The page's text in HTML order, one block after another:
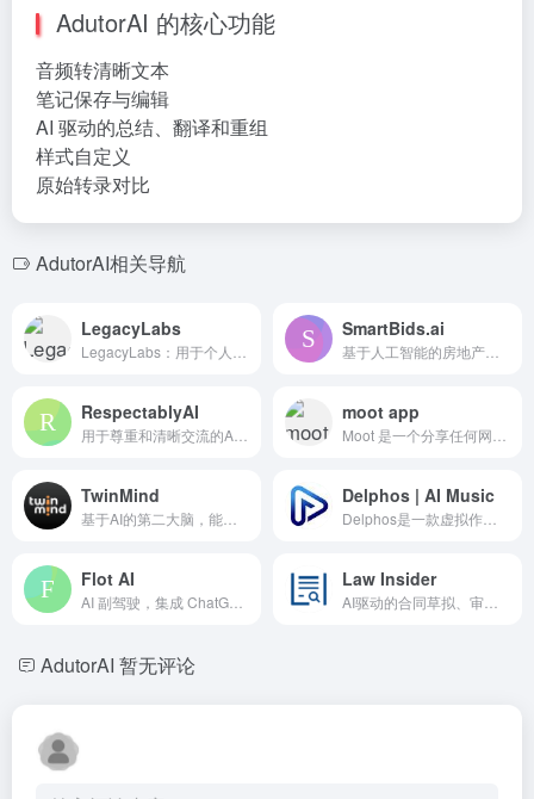
AdutorAI 的核心功能
音频转清晰文本
笔记保存与编辑
AI 驱动的总结、翻译和重组
样式自定义
原始转录对比
AdutorAI相关导航
LegacyLabs SmartBids.ai
RespectablyAI moot app
TwinMind Delphos | AI Music
Flot AI Law Insider
AdutorAI 暂无评论